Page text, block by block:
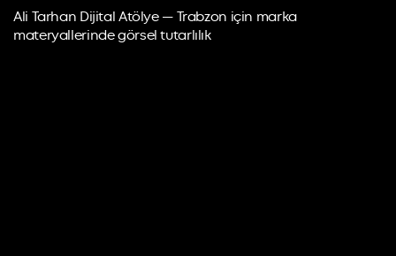
Ali Tarhan Dijital Atölye — Trabzon için marka
materyallerinde görsel tutarlılık